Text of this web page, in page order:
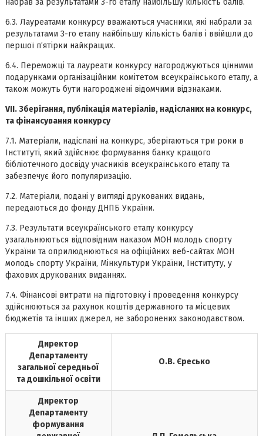
набрав за результатами 3-го етапу найбільшу кількість балів.
6.3. Лауреатами конкурсу вважаються учасники, які набрали за
результатами 3-го етапу найбільшу кількість балів і ввійшли до
першої п’ятірки найкращих.
6.4. Переможці та лауреати конкурсу нагороджуються цінними
подарунками організаційним комітетом всеукраїнського етапу, а
також можуть бути нагороджені відомчими відзнаками.
VII. Зберігання, публікація матеріалів, надісланих на конкурс,
та фінансування конкурсу
7.1. Матеріали, надіслані на конкурс, зберігаються три роки в
Інституті, який здійснює формування банку кращого
бібліотечного досвіду учасників всеукраїнського етапу та
забезпечує його популяризацію.
7.2. Матеріали, подані у вигляді друкованих видань,
передаються до фонду ДНПБ України.
7.3. Результати всеукраїнського етапу конкурсу
узагальнюються відповідним наказом МОН молодь спорту
України та оприлюднюються на офіційних веб-сайтах МОН
молодь спорту України, Мінкультури України, Інституту, у
фахових друкованих виданнях.
7.4. Фінансові витрати на підготовку і проведення конкурсу
здійснюються за рахунок коштів державного та місцевих
бюджетів та інших джерел, не заборонених законодавством.
Директор
Департаменту
загальної середньої
та дошкільної освіти
О.В. Єресько
Директор
Департаменту
формування